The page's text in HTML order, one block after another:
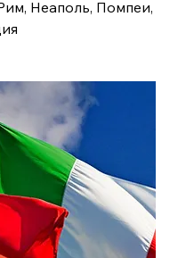
Неаполь, Помпеи,